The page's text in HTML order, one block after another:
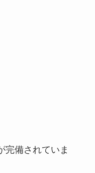
完備されていま